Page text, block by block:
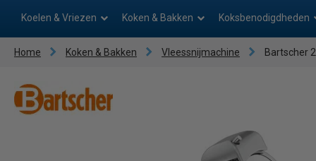
Koelen & Vriezen Koken & Bakken Koksbenodigdheden
Home Koken & Bakken Vleessnijmachine Bartscher